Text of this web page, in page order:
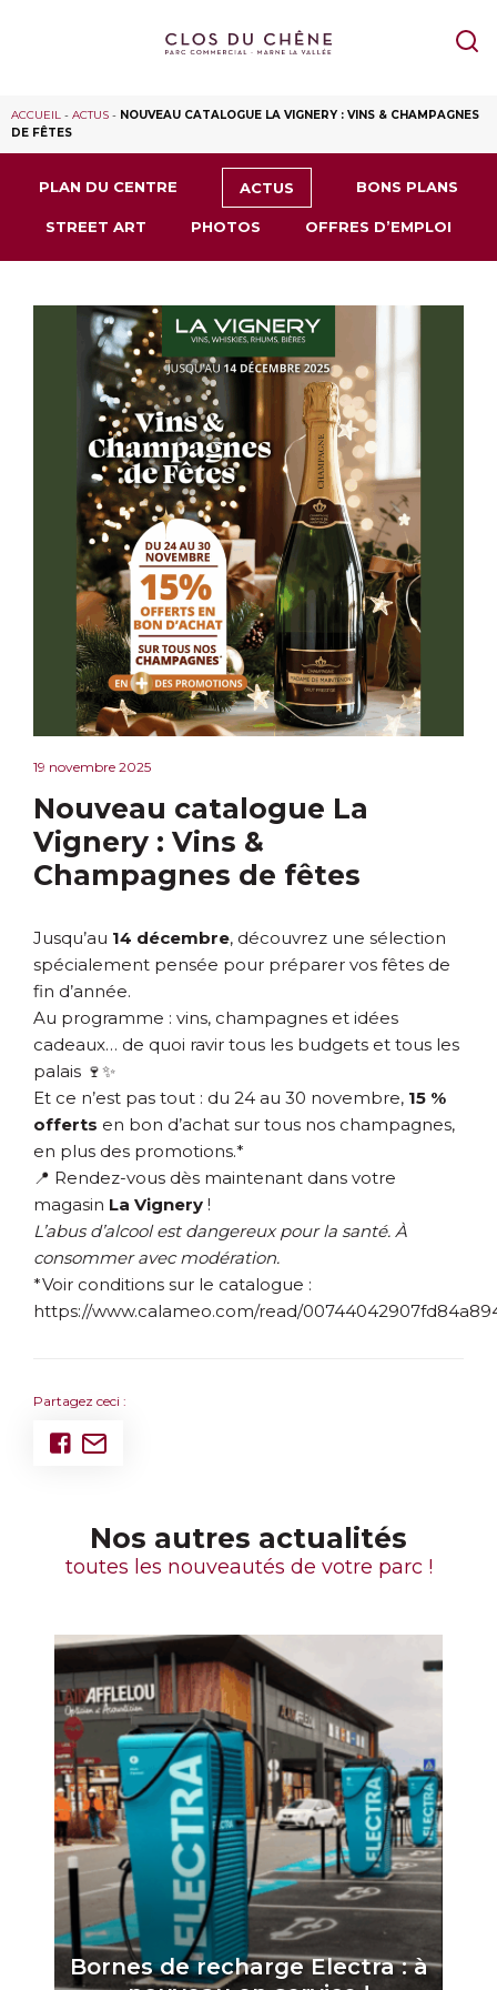
ACCUEIL - ACTUS - NOUVEAU CATALOGUE LA VIGNERY : VINS & CHAMPAGNES
DE FÊTES
PLAN DU CENTRE ACTUS BONS PLANS
STREET ART PHOTOS OFFRES D’EMPLOI
19 novembre 2025
Nouveau catalogue La
Vignery : Vins &
Champagnes de fêtes
Jusqu’au 14 décembre, découvrez une sélection
spécialement pensée pour préparer vos fêtes de
fin d’année.
Au programme : vins, champagnes et idées
cadeaux… de quoi ravir tous les budgets et tous les
palais 🍷✨
Et ce n’est pas tout : du 24 au 30 novembre, 15 %
offerts en bon d’achat sur tous nos champagnes,
en plus des promotions.*
📍 Rendez-vous dès maintenant dans votre
magasin La Vignery !
L’abus d’alcool est dangereux pour la santé. À
consommer avec modération.
*Voir conditions sur le catalogue :
https://www.calameo.com/read/
Partagez ceci :
Nos autres actualités
toutes les nouveautés de votre parc !
Bornes de recharge Electra : à